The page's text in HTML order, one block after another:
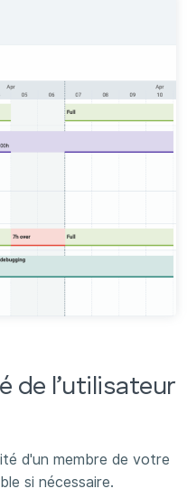
de l’utilisateur
d'un membre de votre
si nécessaire.